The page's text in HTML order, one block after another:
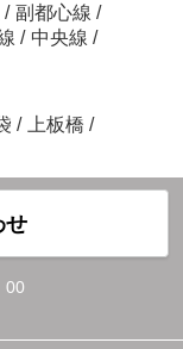
/ 副都心線 /
/ 中央線 /
/ 上板橋 /
せ
00